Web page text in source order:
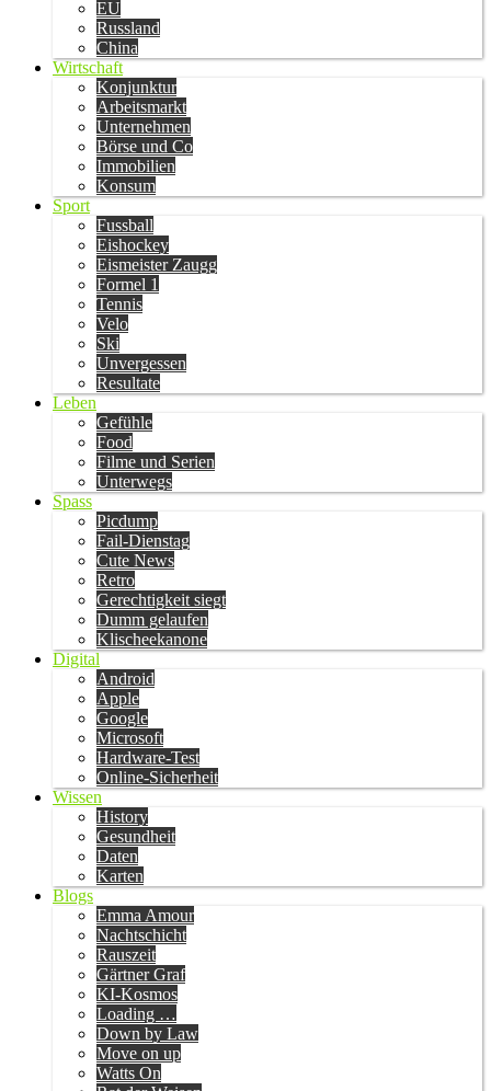
EU
Russland
China
Wirtschaft
Konjunktur
Arbeitsmarkt
Unternehmen
Börse und Co
Immobilien
Konsum
Sport
Fussball
Eishockey
Eismeister Zaugg
Formel 1
Tennis
Velo
Ski
Unvergessen
Resultate
Leben
Gefühle
Food
Filme und Serien
Unterwegs
Spass
Picdump
Fail-Dienstag
Cute News
Retro
Gerechtigkeit siegt
Dumm gelaufen
Klischeekanone
Digital
Android
Apple
Google
Microsoft
Hardware-Test
Online-Sicherheit
Wissen
History
Gesundheit
Daten
Karten
Blogs
Emma Amour
Nachtschicht
Rauszeit
Gärtner Graf
KI-Kosmos
Loading …
Down by Law
Move on up
Watts On